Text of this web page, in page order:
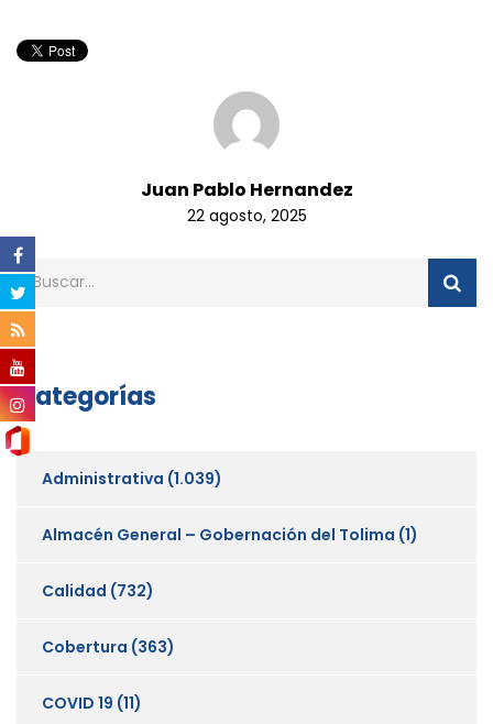
Juan Pablo Hernandez
22 agosto, 2025
Categorías
Administrativa (1.039)
Almacén General – Gobernación del Tolima (1)
Calidad (732)
Cobertura (363)
COVID 19 (11)